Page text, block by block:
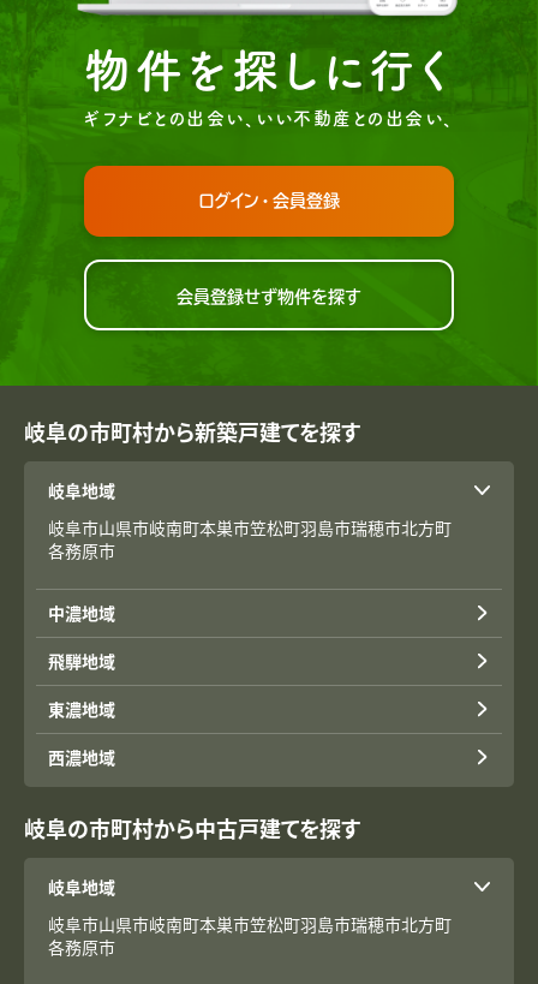
物件を探しに行く
ギフナビとの出会い、いい不動産との出会い、
ログイン・会員登録
会員登録せず物件を探す
岐阜の市町村から新築戸建てを探す
岐阜地域
岐阜市山県市岐南町本巣市笠松町羽島市瑞穂市北方町
各務原市
中濃地域
飛騨地域
東濃地域
西濃地域
岐阜の市町村から中古戸建てを探す
岐阜地域
岐阜市山県市岐南町本巣市笠松町羽島市瑞穂市北方町
各務原市